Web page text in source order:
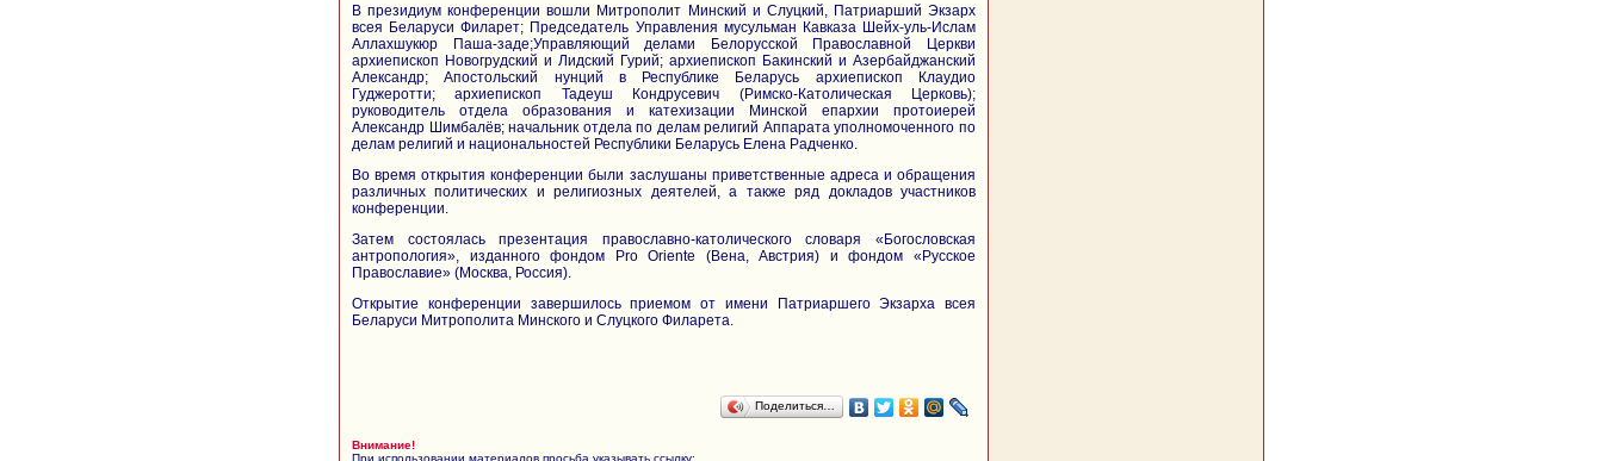
В президиум конференции вошли Митрополит Минский и Слуцкий, Патриарший Экзарх
всея Беларуси Филарет; Председатель Управления мусульман Кавказа Шейх-уль-Ислам
Аллахшукюр Паша-заде;Управляющий делами Белорусской Православной Церкви
архиепископ Новогрудский и Лидский Гурий; архиепископ Бакинский и Азербайджанский
Александр; Апостольский нунций в Республике Беларусь архиепископ Клаудио
Гуджеротти; архиепископ Тадеуш Кондрусевич (Римско-Католическая Церковь);
руководитель отдела образования и катехизации Минской епархии протоиерей
Александр Шимбалёв; начальник отдела по делам религий Аппарата уполномоченного по
делам религий и национальностей Республики Беларусь Елена Радченко.
Во время открытия конференции были заслушаны приветственные адреса и обращения
различных политических и религиозных деятелей, а также ряд докладов участников
конференции.
Затем состоялась презентация православно-католического словаря «Богословская
антропология», изданного фондом Pro Oriente (Вена, Австрия) и фондом «Русское
Православие» (Москва, Россия).
Открытие конференции завершилось приемом от имени Патриаршего Экзарха всея
Беларуси Митрополита Минского и Слуцкого Филарета.
Поделиться…
Внимание!
При использовании материалов просьба указывать ссылку: